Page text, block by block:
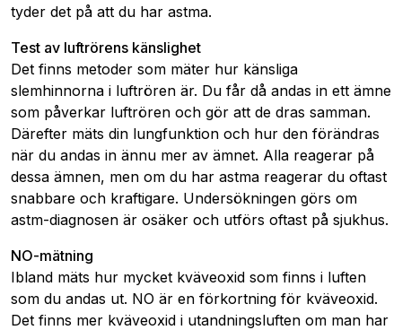
tyder det på att du har astma.
Test av luftrörens känslighet
Det finns metoder som mäter hur känsliga
slemhinnorna i luftrören är. Du får då andas in ett ämne
som påverkar luftrören och gör att de dras samman.
Därefter mäts din lungfunktion och hur den förändras
när du andas in ännu mer av ämnet. Alla reagerar på
dessa ämnen, men om du har astma reagerar du oftast
snabbare och kraftigare. Undersökningen görs om
astm-diagnosen är osäker och utförs oftast på sjukhus.
NO-mätning
Ibland mäts hur mycket kväveoxid som finns i luften
som du andas ut. NO är en förkortning för kväveoxid.
Det finns mer kväveoxid i utandningsluften om man har